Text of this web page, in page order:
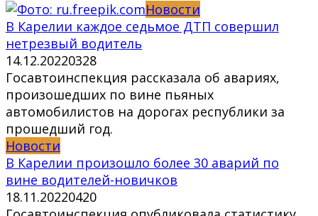
Новости
В Карелии каждое седьмое ДТП совершил
нетрезвый водитель
14.12.20220328
Госавтоинспекция рассказала об авариях,
произошедших по вине пьяных
автомобилистов на дорогах республики за
прошедший год.
Новости
В Карелии произошло более 30 аварий по
вине водителей-новичков
18.11.20220420